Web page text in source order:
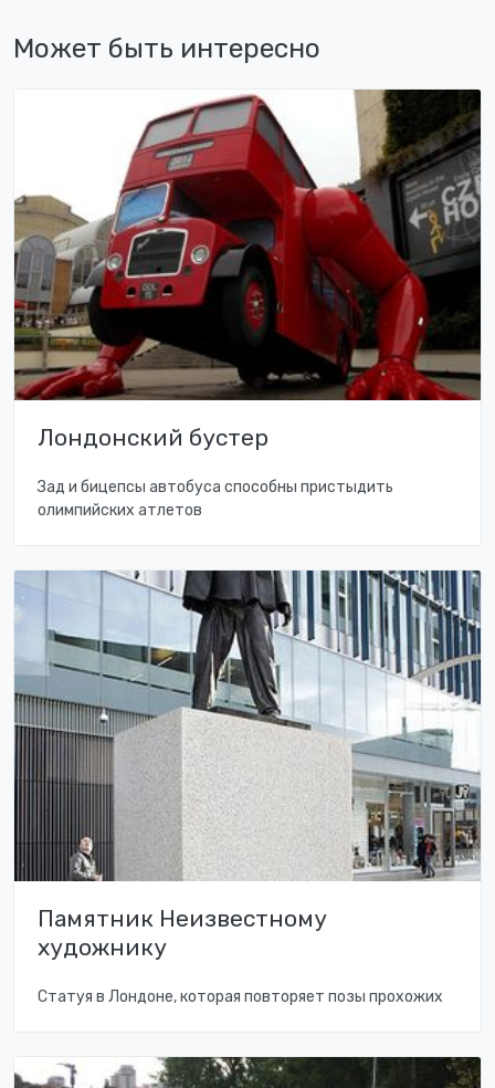
Может быть интересно
Лондонский бустер
Зад и бицепсы автобуса способны пристыдить
олимпийских атлетов
Памятник Неизвестному
художнику
Статуя в Лондоне, которая повторяет позы прохожих